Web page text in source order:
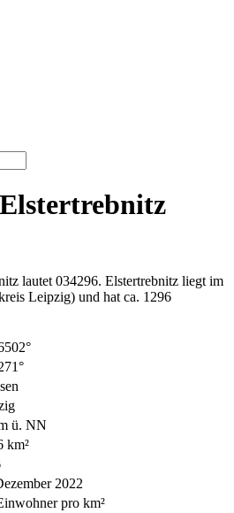
lautet 034296. Elstertrebnitz liegt im
Leipzig) und hat ca. 1296
ü. NN
km²
2022
pro km²